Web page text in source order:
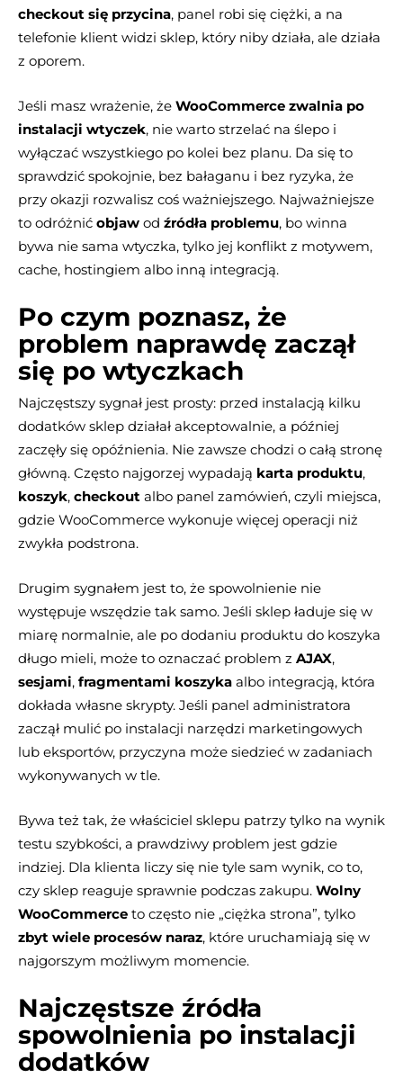
checkout się przycina, panel robi się ciężki, a na
telefonie klient widzi sklep, który niby działa, ale działa
z oporem.
Jeśli masz wrażenie, że WooCommerce zwalnia po
instalacji wtyczek, nie warto strzelać na ślepo i
wyłączać wszystkiego po kolei bez planu. Da się to
sprawdzić spokojnie, bez bałaganu i bez ryzyka, że
przy okazji rozwalisz coś ważniejszego. Najważniejsze
to odróżnić objaw od źródła problemu, bo winna
bywa nie sama wtyczka, tylko jej konflikt z motywem,
cache, hostingiem albo inną integracją.
Po czym poznasz, że
problem naprawdę zaczął
się po wtyczkach
Najczęstszy sygnał jest prosty: przed instalacją kilku
dodatków sklep działał akceptowalnie, a później
zaczęły się opóźnienia. Nie zawsze chodzi o całą stronę
główną. Często najgorzej wypadają karta produktu,
koszyk, checkout albo panel zamówień, czyli miejsca,
gdzie WooCommerce wykonuje więcej operacji niż
zwykła podstrona.
Drugim sygnałem jest to, że spowolnienie nie
występuje wszędzie tak samo. Jeśli sklep ładuje się w
miarę normalnie, ale po dodaniu produktu do koszyka
długo mieli, może to oznaczać problem z AJAX,
sesjami, fragmentami koszyka albo integracją, która
dokłada własne skrypty. Jeśli panel administratora
zaczął mulić po instalacji narzędzi marketingowych
lub eksportów, przyczyna może siedzieć w zadaniach
wykonywanych w tle.
Bywa też tak, że właściciel sklepu patrzy tylko na wynik
testu szybkości, a prawdziwy problem jest gdzie
indziej. Dla klienta liczy się nie tyle sam wynik, co to,
czy sklep reaguje sprawnie podczas zakupu. Wolny
WooCommerce to często nie „ciężka strona”, tylko
zbyt wiele procesów naraz, które uruchamiają się w
najgorszym możliwym momencie.
Najczęstsze źródła
spowolnienia po instalacji
dodatków